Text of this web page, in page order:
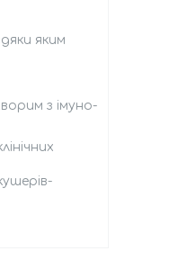
яким
з імуно-